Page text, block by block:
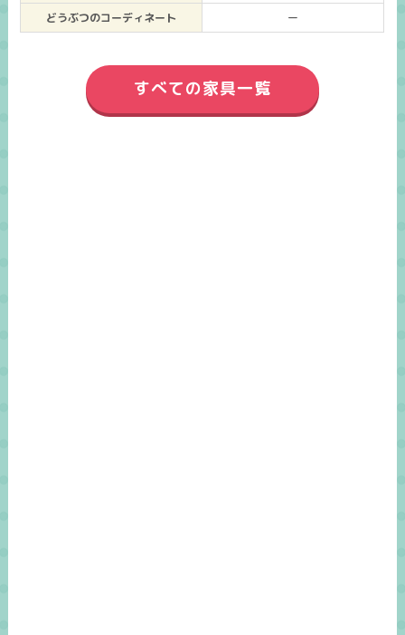
どうぶつのコーディネート ー
すべての家具一覧